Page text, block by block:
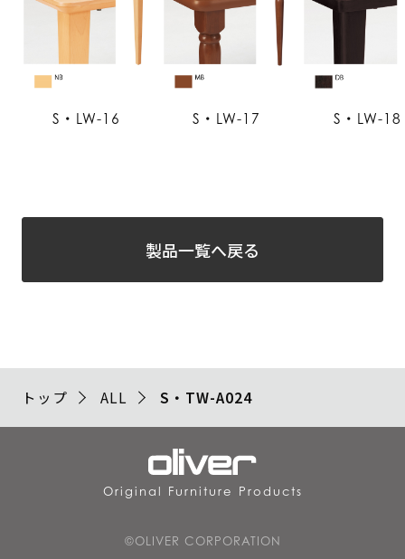
S・LW-16 S・LW-17 S・LW-18
製品一覧へ戻る
トップ ALL S・TW-A024
Original Furniture Products
©OLIVER CORPORATION